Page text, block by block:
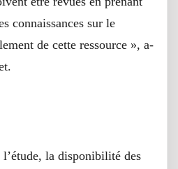
connaissances sur le
de cette ressource », a-
l’étude, la disponibilité des